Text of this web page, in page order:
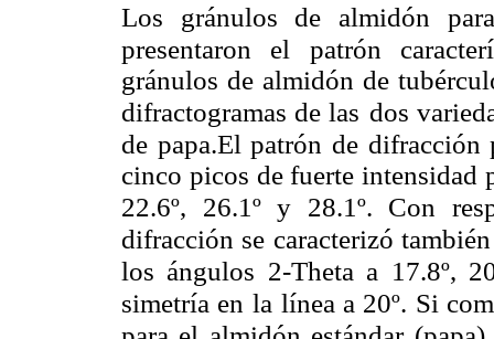
Los gránulos de almidón
presentaron el patrón
gránulos de almidón de
difractogramas de las dos
de papa.El patrón de difracción
cinco picos de fuerte intensidad
22.6º, 26.1º y 28.1º. Con
difracción se caracterizó
los ángulos 2-Theta a 17.8º,
simetría en la línea a 20º. Si